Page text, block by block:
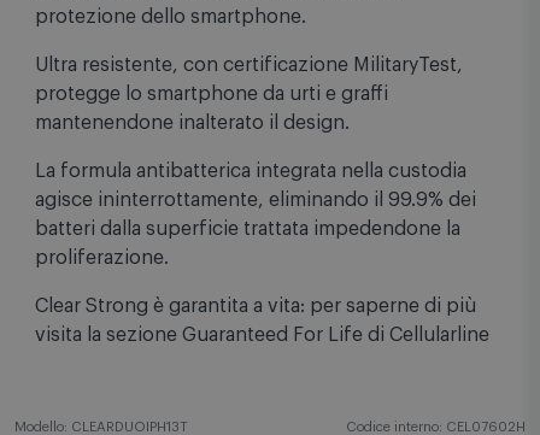
protezione dello smartphone.
Ultra resistente, con certificazione MilitaryTest,
protegge lo smartphone da urti e graffi
mantenendone inalterato il design.
La formula antibatterica integrata nella custodia
agisce ininterrottamente, eliminando il 99.9% dei
batteri dalla superficie trattata impedendone la
proliferazione.
Clear Strong è garantita a vita: per saperne di più
visita la sezione Guaranteed For Life di Cellularline
Modello: CLEARDUOIPH13T Codice interno: CEL07602H